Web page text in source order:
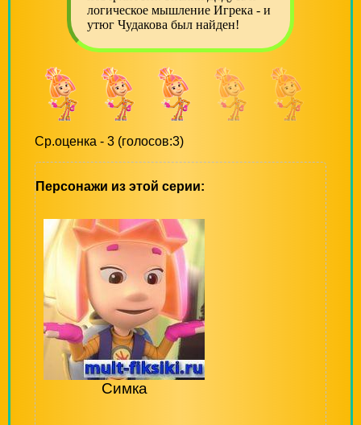
логическое мышление Игрека - и
утюг Чудакова был найден!
Ср.оценка - 3 (голосов:3)
Персонажи из этой серии:
Симка